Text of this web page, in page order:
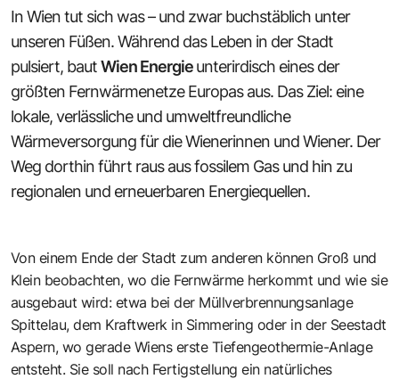
In Wien tut sich was – und zwar buchstäblich unter
unseren Füßen. Während das Leben in der Stadt
pulsiert, bautWien Energieunterirdisch eines der
größten Fernwärmenetze Europas aus. Das Ziel: eine
lokale, verlässliche und umweltfreundliche
Wärmeversorgung für die Wienerinnen und Wiener. Der
Weg dorthin führt raus aus fossilem Gas und hin zu
regionalen und erneuerbaren Energiequellen.
Von einem Ende der Stadt zum anderen können Groß und
Klein beobachten, wo die Fernwärme herkommt und wie sie
ausgebaut wird: etwa bei der Müllverbrennungsanlage
Spittelau, dem Kraftwerk in Simmering oder in der Seestadt
Aspern, wo gerade Wiens erste Tiefengeothermie-­Anlage
entsteht. Sie soll nach Fertigstellung ein natürliches